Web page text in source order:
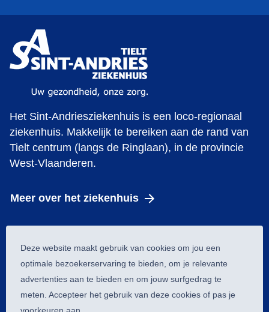
Het Sint-Andriesziekenhuis is een loco-regionaal
ziekenhuis. Makkelijk te bereiken aan de rand van
Tielt centrum (langs de Ringlaan), in de provincie
West-Vlaanderen.
Meer over het ziekenhuis
Cookiewetgeving
Privacy policy
Cookie melding
Deze website maakt gebruik van cookies om jou een
optimale bezoekerservaring te bieden, om je relevante
advertenties aan te bieden en om jouw surfgedrag te
meten. Accepteer het gebruik van deze cookies of pas je